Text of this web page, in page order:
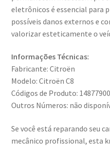
eletrônicos é essencial para
possíveis danos externos e
valorizar esteticamente o
Informações Técnicas:
Fabricante: Citroën
Modelo: Citroën C8
Códigos de Produto:
Outros Números: não
Se você está reparando seu
mecânico profissional, esta